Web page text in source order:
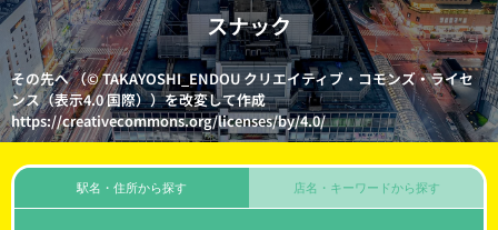
スナック
その先へ （© TAKAYOSHI_ENDOU クリエイティブ・コモンズ・ライセ
ンス（表示4.0 国際））を改変して作成
https://creativecommons.org/licenses/by/4.0/
駅名・住所から探す 店名・キーワードから探す